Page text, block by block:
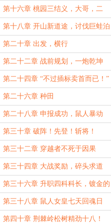
第十六章 桃园三结义，大哥，二
弟，三弟！
第十八章 开山新道途，讨伐巨蛙泊
第二十章 出发，横行
第二十二章 战前规划，一炮乾坤
第二十四章 “不过插标卖首而已！”
第二十六章 种田
第二十八章 申报成功，鼠人暴动
第三十章 破阵！先登！斩将！
第三十二章 穿越者不死于因果
第三十四章 大战奖励，碎头求道
第三十六章 升职四科科长，镀金的
二代们
第三十八章 鼠人女皇七天回魂日
第四十章 荆棘岭松树精劲十八！